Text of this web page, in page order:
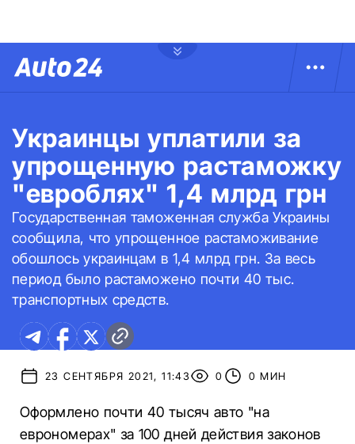
Украинцы уплатили за
упрощенную растаможку
"евроблях" 1,4 млрд грн
Государственная таможенная служба Украины
сообщила, что упрощенное растаможивание
обошлось украинцам в 1,4 млрд грн. За весь
период было растаможено почти 40 тыс.
транспортных средств.
23 СЕНТЯБРЯ 2021, 11:43 0 0 МИН
Оформлено почти 40 тысяч авто "на
еврономерах" за 100 дней действия законов